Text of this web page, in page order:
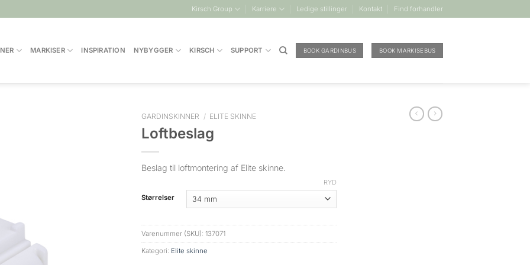
Kirsch Group Karriere Ledige stillinger Kontakt Find forhandler
MARKISER INSPIRATION NYBYGGER KIRSCH SUPPORT BOOK GARDINBUS BOOK MARKISEBUS
GARDINSKINNER / ELITE SKINNE
Loftbeslag
Beslag til loftmontering af Elite skinne.
Størrelser
RYD
Varenummer (SKU): 137071
Kategori: Elite skinne